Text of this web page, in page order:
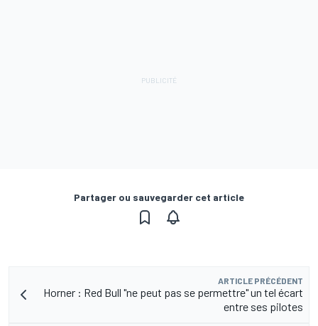
Partager ou sauvegarder cet article
ARTICLE PRÉCÉDENT
Horner : Red Bull "ne peut pas se permettre" un tel écart
entre ses pilotes